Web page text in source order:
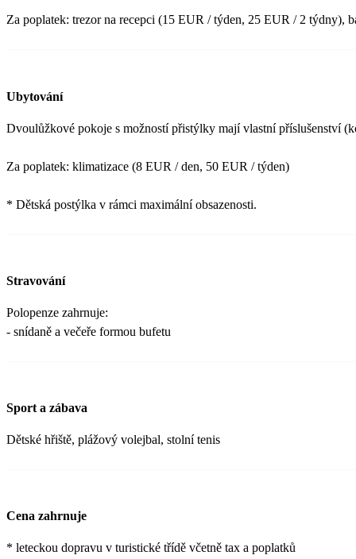
Za poplatek: trezor na recepci (15 EUR / týden, 25 EUR / 2 týdny),
Ubytování
Dvoulůžkové pokoje s možností přistýlky mají vlastní příslušenství
Za poplatek: klimatizace (8 EUR / den, 50 EUR / týden)
* Dětská postýlka v rámci maximální obsazenosti.
Stravování
Polopenze zahrnuje:
- snídaně a večeře formou bufetu
Sport a zábava
Dětské hřiště, plážový volejbal, stolní tenis
Cena zahrnuje
* leteckou dopravu v turistické třídě včetně tax a poplatků